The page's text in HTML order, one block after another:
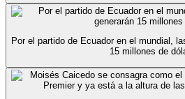
Por el partido de Ecuador en el mundial,
15 millones de